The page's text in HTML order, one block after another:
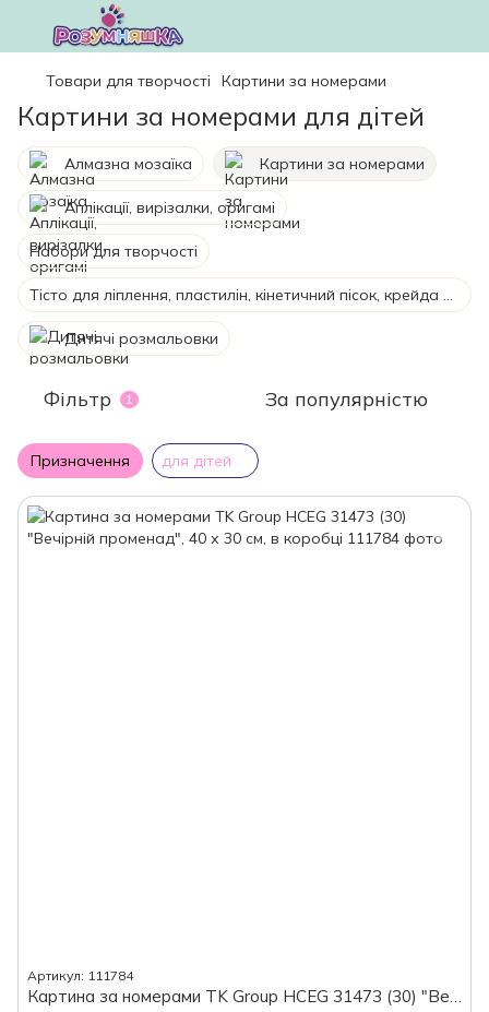
Товари для творчості Картини за номерами
Картини за номерами для дітей
Алмазна мозаїка Картини за номерами
Аплікації, вирізалки, оригамі
Набори для творчості
Тісто для ліплення, пластилін, кінетичний пісок, крейда для малювання
Дитячі розмальовки
Фільтр 1 За популярністю
Призначення для дітей
Артикул: 111784
Картина за номерами TK Group HCEG 31473 (30) "Вечірній променад", 40 х 30 см, в коробці